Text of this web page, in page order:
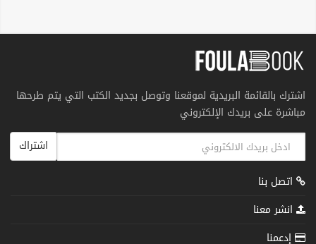
اشترك بالقائمة البريدية لموقعنا وتوصل بجديد الكتب التي يتم طرحها
مباشرة على بريدك الإلكتروني
اشتراك
اتصل بنا
انشر معنا
إدعمنا